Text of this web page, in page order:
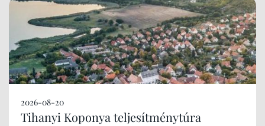
2026-08-20
Tihanyi Koponya teljesítménytúra